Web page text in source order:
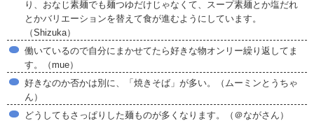
り、おなじ素麺でも麺つゆだけじゃなくて、スープ素麺とか塩だれ
とかバリエーションを替えて食が進むようにしています。
（Shizuka）
働いているので自分にまかせてたら好きな物オンリー繰り返してま
す。（mue）
好きなのか否かは別に、「焼きそば」が多い。（ムーミンとうちゃ
ん）
どうしてもさっぱりした麺ものが多くなります。（＠ながさん）